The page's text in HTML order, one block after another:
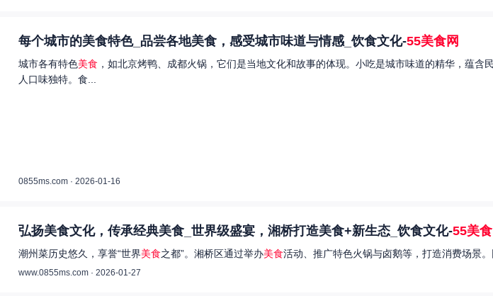
每个城市的美食特色_品尝各地美食，感受城市味道与情感_饮食文化-55美食网
城市各有特色美食 ，如北京烤鸭、成都火锅，它们是当地文化和故事的体现。小吃是城市味道的精华，蕴含
人口味独特。食...
0855ms.com · 2026-01-16
弘扬美食文化，传承经典美食_世界级盛宴，湘桥打造美食+新生态_饮食文化-55美
潮州菜历史悠久，享誉“世界美食之都”。湘桥区通过举办美食活动、推广特色火锅与卤鹅等，打造消费场景
www.0855ms.com · 2026-01-27